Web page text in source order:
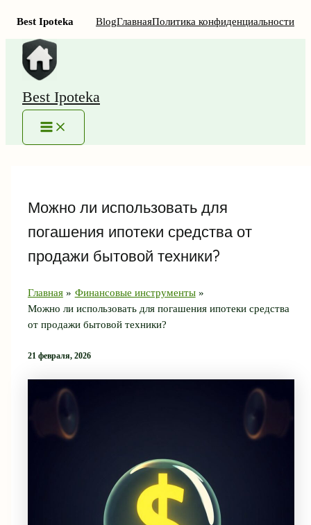
Best Ipoteka BlogГлавнаяПолитика конфиденциальности
Перейти
содержимому
Best Ipoteka
MAIN
MENU
Можно ли использовать для
погашения ипотеки средства от
продажи бытовой техники?
Главная
Финансовые инструменты
Можно ли использовать для погашения ипотеки средства
от продажи бытовой техники?
21 февраля, 2026